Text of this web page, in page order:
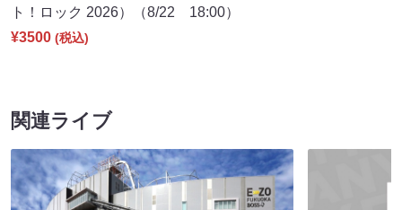
ト！ロック 2026）（8/22 18:00）
¥3500 (税込)
関連ライブ